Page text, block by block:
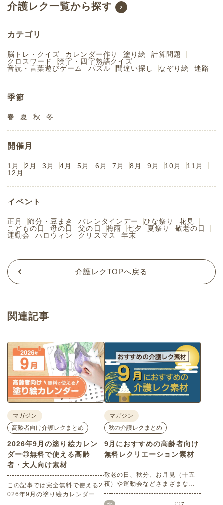
介護レク一覧から探す
カテゴリ
脳トレ・クイズ カレンダー作り 塗り絵
計算問題
クロスワード
漢字・四字熟語クイズ
音読・言葉遊びゲーム
パズル 間違い探し なぞり絵 迷路
季節
春 夏 秋 冬
開催月
1月 2月 3月 4月 5月 6月 7月 8月 9月 10月
11月
12月
イベント
正月 節分・豆まき バレンタインデー ひな祭り
花見
こどもの日
母の日 父の日 梅雨 七夕 夏祭り
敬老の日
運動会
ハロウィン クリスマス 年末
介護レクTOPへ戻る
関連記事
マガジン
高齢者向け介護レクまとめ
2026年9月の塗り絵カレン
ダー◎無料で使える高齢
者・大人向け素材
この記事では完全無料で使える2
026年9月の塗り絵カレンダーを
ご紹介します。人気で定番のお
マガジン
秋の介護レクまとめ
9月におすすめの高齢者向け
無料レクリエーション素材
敬老の日、秋分、お月見（十五
夜）や運動会などさまざまなイ
ベント目白押しの9月。本記事で
は9月にぜひチャレンジしていた
zip 7